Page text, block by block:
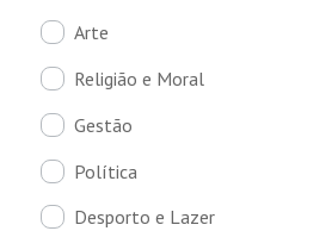
Arte
Religião e Moral
Gestão
Política
Desporto e Lazer